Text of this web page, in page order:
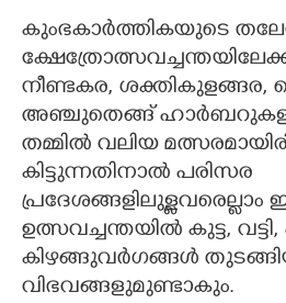
കുംഭകാർത്തികയുടെ
നീണ്ടകര, ശക്തികുളങ്ങര,
അഞ്ചുതെങ്ങ്
തമ്മിൽ വലിയ
കിട്ടുന്നതിനാൽ പരിസര
ഉത്സവച്ചന്തയിൽ കുട്ട,
കിഴങ്ങുവർഗങ്ങൾ
വിഭവങ്ങളുമുണ്ടാകും.